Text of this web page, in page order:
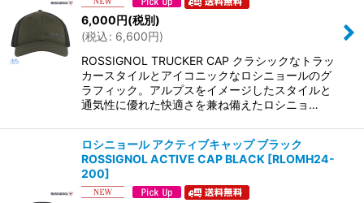
6,000円(税別)
(税込: 6,600円)
ROSSIGNOL TRUCKER CAP クラシックなトラッ
カースタイルとアイコニックなロシニョールのグ
ラフィック。アルプスをイメージしたスタイルと
通気性に優れた快適さを兼ね備えたロシニョ…
ロシニョール アクティブキャップ ブラック
ROSSIGNOL ACTIVE CAP BLACK [RLOMH24-
200]